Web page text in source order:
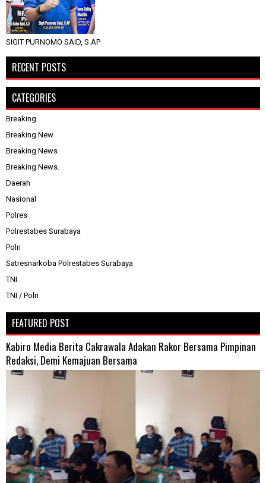
SIGIT PURNOMO SAID, S.AP
RECENT POSTS
CATEGORIES
Breaking
Breaking New
Breaking News
Breaking News.
Daerah
Nasional
Polres
Polrestabes Surabaya
Polri
Satresnarkoba Polrestabes Surabaya
TNI
TNI / Polri
FEATURED POST
Kabiro Media Berita Cakrawala Adakan Rakor Bersama Pimpinan
Redaksi, Demi Kemajuan Bersama